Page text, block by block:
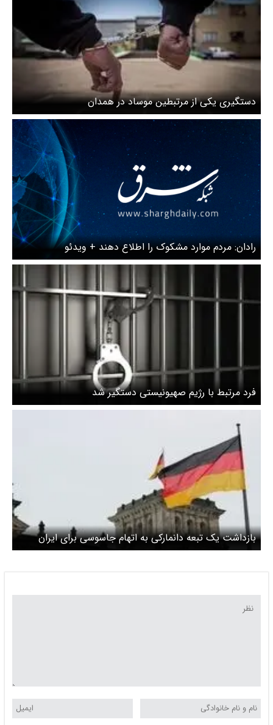
دستگیری یکی از مرتبطین موساد در همدان
رادان: مردم موارد مشکوک را اطلاع دهند + ویدئو
فرد مرتبط با رژیم صهیونیستی دستگیر شد
بازداشت یک تبعه دانمارکی به اتهام جاسوسی برای ایران